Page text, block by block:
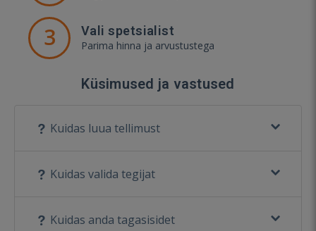
3 Vali spetsialist
Parima hinna ja arvustustega
Küsimused ja vastused
Kuidas luua tellimust
Kuidas valida tegijat
Kuidas anda tagasisidet